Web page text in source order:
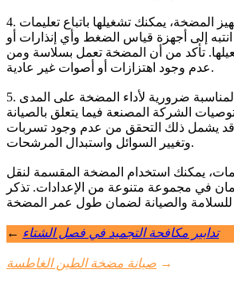
4. التشغيل: بمجرد تجهيز المضخة، يمكنك تشغيلها باتباع تعليمات
إلى أجهزة قياس الضغط وأي إنذارات أو
تأكد من أن المضخة تعمل بسلاسة ومن
عدم وجود اهتزازات أو أصوات غير عادية.
5. الصيانة: الصيانة المناسبة ضرورية لأداء المضخة على المدى
الشركة المصنعة فيما يتعلق بالصيانة
يشمل ذلك التحقق من عدم وجود تسربات
وتغيير السوائل واستبدال المرشحات.
يمكنك استخدام المضخة المقسمة لنقل
في مجموعة متنوعة من الإعدادات. تذكر
← تدابير مكافحة التجميد في فصل الشتاء
صيانة مضخة الطين الغاطسة →